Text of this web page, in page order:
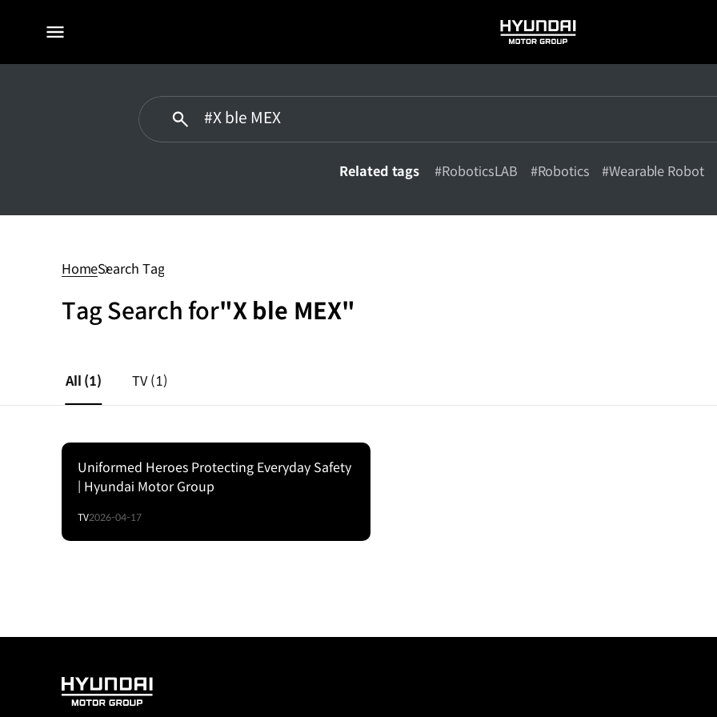
전체
HYUNDAI
MOTOR
Related tags #RoboticsLAB #Robotics #Wearable Robot
HomeSearch Tag
Tag Search for"X ble MEX"
All (1) TV(1)
Uniformed Heroes Protecting Everyday Safety
| Hyundai Motor Group
TV2026-04-17
HYUNDAI